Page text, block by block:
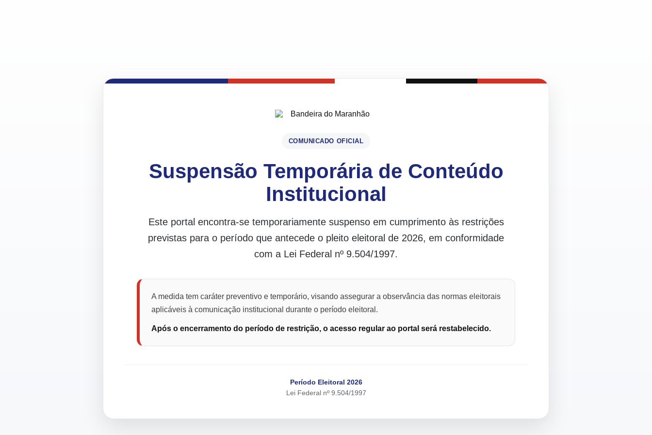
COMUNICADO OFICIAL
Suspensão Temporária de Conteúdo
Institucional
Este portal encontra-se temporariamente suspenso em cumprimento às restrições
previstas para o período que antecede o pleito eleitoral de 2026, em conformidade
com a Lei Federal nº 9.504/1997.
A medida tem caráter preventivo e temporário, visando assegurar a observância das normas eleitorais
aplicáveis à comunicação institucional durante o período eleitoral.
Após o encerramento do período de restrição, o acesso regular ao portal será restabelecido.
Período Eleitoral 2026
Lei Federal nº 9.504/1997